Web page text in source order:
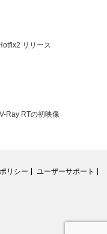
リリース
Ray RTの初映像
リシー
ユーザーサポート